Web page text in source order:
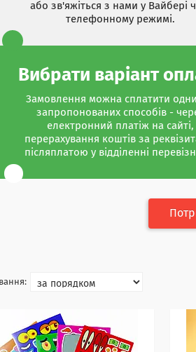
або зв'яжіться з нами у Вайбері
телефонному режимі.
Вибрати варіант
Замовлення можна сплатити
запропонованих способів -
електронний платіж на сайті,
перерахування коштів за
післяплатою у відділенні